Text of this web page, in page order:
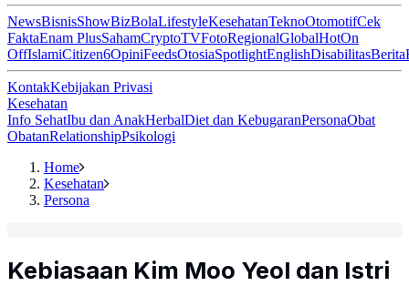
NewsBisnisShowBizBolaLifestyleKesehatanTeknoOtomotifCek
FaktaEnam PlusSahamCryptoTVFotoRegionalGlobalHotOn
OffIslamiCitizen6OpiniFeedsOtosiaSpotlightEnglishDisabilitasBerita
KontakKebijakan Privasi
Kesehatan
Info SehatIbu dan AnakHerbalDiet dan KebugaranPersonaObat
ObatanRelationshipPsikologi
Home
Kesehatan
Persona
Kebiasaan Kim Moo Yeol dan Istri